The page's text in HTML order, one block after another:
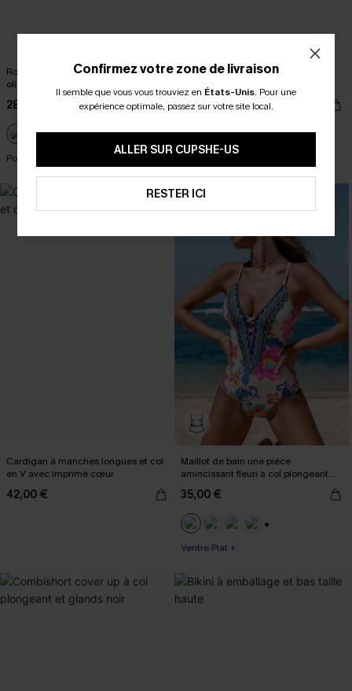
Robe à col carré en velours côtelé
olive
28,00 €
Poche
Pull à col rond et manches longues
37,00 €
Cardigan à manches longues et col
en V avec imprimé cœur
42,00 €
Maillot de bain une pièce
amincissant fleuri à col plongeant
35,00 €
Ventre Plat +
Confirmez votre zone de livraison
Il semble que vous vous trouviez en États-Unis. Pour une
expérience optimale, passez sur votre site local.
ALLER SUR CUPSHE-US
RESTER ICI